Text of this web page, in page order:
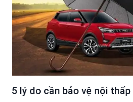
5 lý do cần bảo vệ nội